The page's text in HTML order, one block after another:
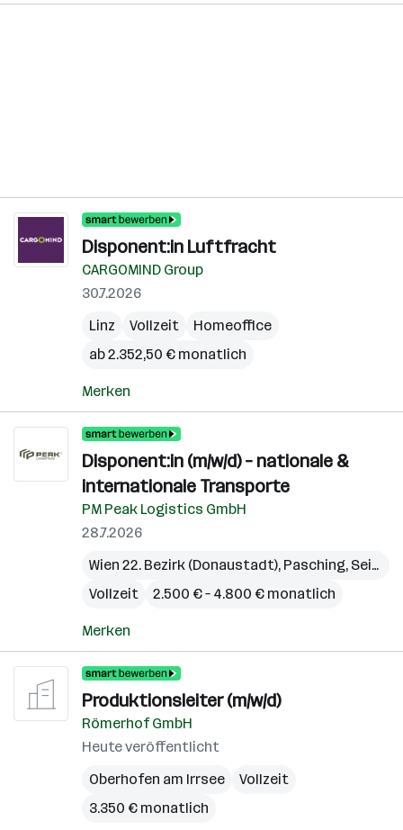
Disponent:in Luftfracht
CARGOMIND Group
30.7.2026
Linz
Vollzeit
Homeoffice
ab 2.352,50 € monatlich
Merken
Disponent:in (m/w/d) – nationale &
internationale Transporte
PM Peak Logistics GmbH
28.7.2026
Wien 22. Bezirk (Donaustadt), Pasching, Seiersberg-Pirka
Vollzeit
2.500 € – 4.800 € monatlich
Merken
Produktionsleiter (m/w/d)
Römerhof GmbH
Heute veröffentlicht
Oberhofen am Irrsee
Vollzeit
3.350 € monatlich